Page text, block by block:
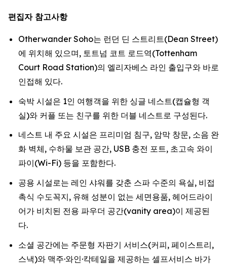
편집자 참고사항
Otherwander Soho는 런던 딘 스트리트(Dean Street)
에 위치해 있으며, 토트넘 코트 로드역(Tottenham
Court Road Station)의 엘리자베스 라인 출입구와 바로
인접해 있다.
숙박 시설은 1인 여행객을 위한 싱글 네스트(캡슐형 객
실)와 커플 또는 친구를 위한 더블 네스트로 구성된다.
네스트 내 주요 시설은 프리미엄 침구, 암막 창문, 소음 완
화 벽체, 수하물 보관 공간, USB 충전 포트, 초고속 와이
파이(Wi-Fi) 등을 포함한다.
공용 시설로는 레인 샤워를 갖춘 스파 수준의 욕실, 비접
촉식 수도꼭지, 유해 성분이 없는 세면용품, 헤어드라이
어가 비치된 전용 파우더 공간(vanity area)이 제공된
다.
소셜 공간에는 주문형 자판기 서비스(커피, 페이스트리,
스낵)와 맥주·와인·칵테일을 제공하는 셀프서비스 바가